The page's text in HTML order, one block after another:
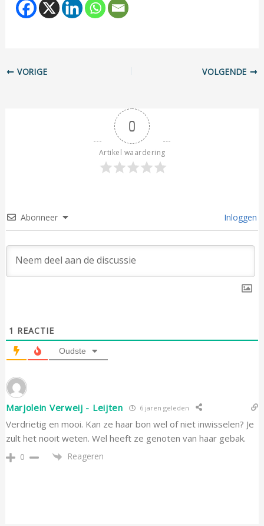
VORIGE VOLGENDE
0
Artikel waardering
Abonneer Inloggen
1 REACTIE
Oudste
Marjolein Verweij - Leijten 6 jaren geleden
Verdrietig en mooi. Kan ze haar bon wel of niet inwisselen? Je
zult het nooit weten. Wel heeft ze genoten van haar gebak.
0 Reageren